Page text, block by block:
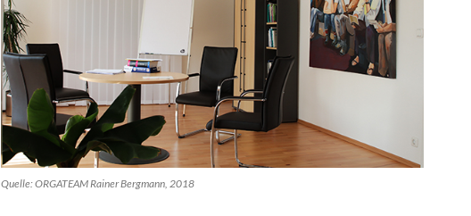
Quelle: ORGATEAM Rainer Bergmann, 2018